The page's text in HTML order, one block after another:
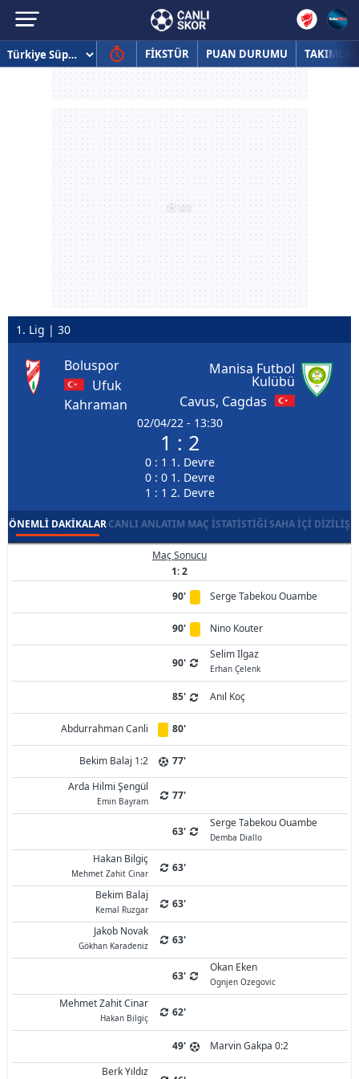
FİKSTÜR PUAN DURUMU TAKIMLAR
1. Lig | 30
Boluspor
Ufuk
Kahraman
02/04/22 - 13:30
1 : 2
0 : 1 1. Devre
0 : 0 1. Devre
1 : 1 2. Devre
Manisa Futbol
Kulübü
Cavus, Cagdas
ÖNEMLI DAKIKALARCANLI ANLATIM MAÇ İSTATISTIĞISAHA İÇI DIZILIŞ
Maç Sonucu
1: 2
90'
Serge Tabekou Ouambe
90' Nino Kouter
90'
Selim Ilgaz
Erhan Çelenk
85' Anıl Koç
Abdurrahman Canli 80'
Bekim Balaj 1:2
77'
Arda Hilmi Şengül
Emin Bayram 77'
63'
Serge Tabekou Ouambe
‪Demba Diallo
Hakan Bilgiç
Mehmet Zahit Cinar
63'
Bekim Balaj
Kemal Ruzgar
63'
Jakob Novak
Gökhan Karadeniz 63'
63'
Okan Eken
Ognjen Ozegovic
Mehmet Zahit Cinar
Hakan Bilgiç 62'
49'
Marvin Gakpa 0:2
Berk Yıldız